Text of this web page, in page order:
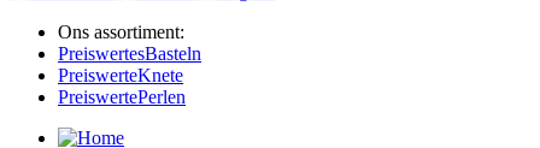
Ons assortiment:
PreiswertesBasteln
PreiswerteKnete
PreiswertePerlen